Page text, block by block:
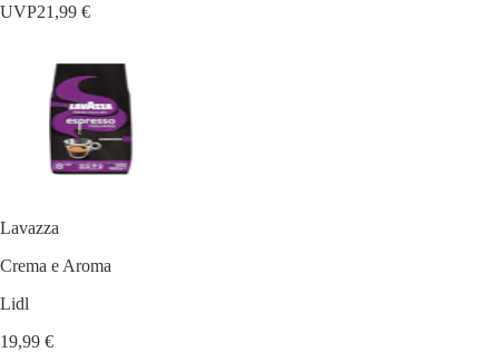
UVP21,99 €
Lavazza
Crema e Aroma
Lidl
19,99 €